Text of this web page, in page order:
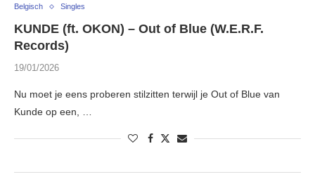
Belgisch Singles
KUNDE (ft. OKON) – Out of Blue (W.E.R.F.
Records)
19/01/2026
Nu moet je eens proberen stilzitten terwijl je Out of Blue van
Kunde op een, …